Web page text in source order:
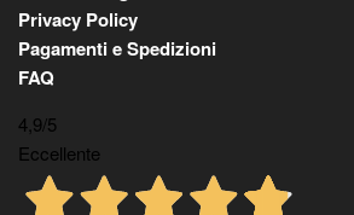
Privacy Policy
Pagamenti e Spedizioni
FAQ
4,9/5
Eccellente